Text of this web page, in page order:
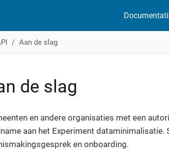
Aan de slag
de slag
en andere organisaties met een
aan het Experiment dataminimalisatie.
en onboarding.